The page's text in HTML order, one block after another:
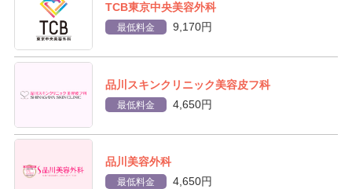
TCB東京中央美容外科
最低料金 9,170円
品川スキンクリニック美容皮フ科
最低料金 4,650円
品川美容外科
最低料金 4,650円